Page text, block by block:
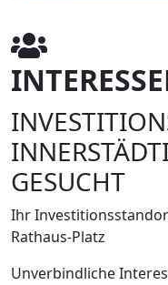
GESUCHT
Ihr
Rathaus-Platz
Unverbindliche